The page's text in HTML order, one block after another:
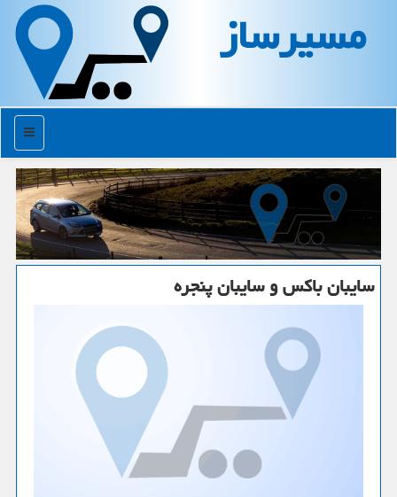
مسیرساز
منو
سایبان باكس و سایبان پنجره